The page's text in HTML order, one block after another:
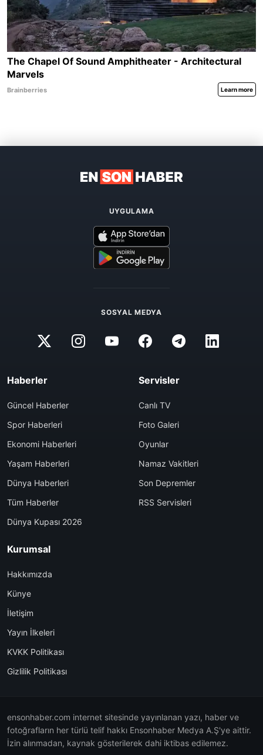
UYGULAMA
SOSYAL MEDYA
Haberler
Güncel Haberler
Spor Haberleri
Ekonomi Haberleri
Yaşam Haberleri
Dünya Haberleri
Tüm Haberler
Dünya Kupası 2026
Servisler
Canlı TV
Foto Galeri
Oyunlar
Namaz Vakitleri
Son Depremler
RSS Servisleri
Kurumsal
Hakkımızda
Künye
İletişim
Yayın İlkeleri
KVKK Politikası
Gizlilik Politikası
ensonhaber.com internet sitesinde yayınlanan yazı, haber ve
fotoğrafların her türlü telif hakkı Ensonhaber Medya A.Ş'ye aittir.
İzin alınmadan, kaynak gösterilerek dahi iktibas edilemez.